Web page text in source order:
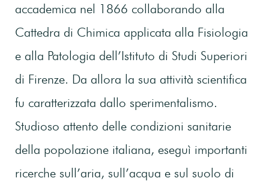
accademica nel 1866 collaborando alla
Cattedra di Chimica applicata alla Fisiologia
e alla Patologia dell’Istituto di Studi Superiori
di Firenze. Da allora la sua attività scientifica
fu caratterizzata dallo sperimentalismo.
Studioso attento delle condizioni sanitarie
della popolazione italiana, eseguì importanti
ricerche sull’aria, sull’acqua e sul suolo di